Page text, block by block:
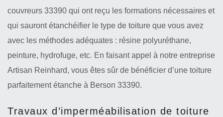
couvreurs 33390 qui ont reçu les formations nécessaires et
qui sauront étanchéifier le type de toiture que vous avez
avec les méthodes adéquates : résine polyuréthane,
peinture, hydrofuge, etc. En faisant appel à notre entreprise
Artisan Reinhard, vous êtes sûr de bénéficier d’une toiture
parfaitement étanche à Berson 33390.
Travaux d’imperméabilisation de toiture